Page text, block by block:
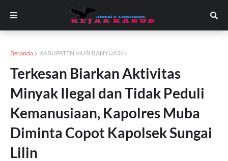
Beranda KABUPATEN MUSI BANYUASIN
Terkesan Biarkan Aktivitas
Minyak Ilegal dan Tidak Peduli
Kemanusiaan, Kapolres Muba
Diminta Copot Kapolsek Sungai
Lilin